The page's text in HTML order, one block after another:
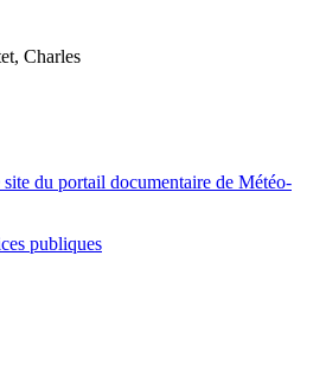
Charles
du portail documentaire de Météo-
publiques